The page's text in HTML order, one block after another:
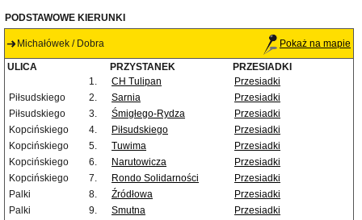
PODSTAWOWE KIERUNKI
Michałówek / Dobra Pokaż na mapie
ULICA PRZYSTANEK
PRZESIADKI
1.
CH Tulipan
Przesiadki
Piłsudskiego
2. Sarnia
Przesiadki
Piłsudskiego
3. Śmigłego-Rydza
Przesiadki
Kopcińskiego
4. Piłsudskiego
Przesiadki
Kopcińskiego
5. Tuwima
Przesiadki
Kopcińskiego
6. Narutowicza
Przesiadki
Kopcińskiego
7. Rondo Solidarności
Przesiadki
Palki
8. Źródłowa
Przesiadki
Palki
9. Smutna
Przesiadki